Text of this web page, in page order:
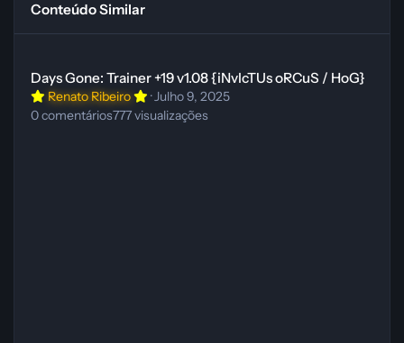
Conteúdo Similar
Days Gone: Trainer +19 v1.08 {iNvIcTUs oRCuS / HoG}
Renato Ribeiro ·Julho 9, 2025
0comentários777visualizações